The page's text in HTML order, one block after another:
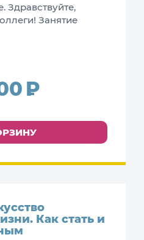
Здравствуйте,
Занятие
Как стать и